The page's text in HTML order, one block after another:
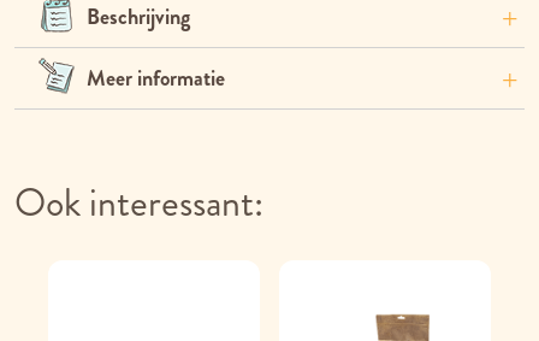
Beschrijving
Meer informatie
Ook interessant: